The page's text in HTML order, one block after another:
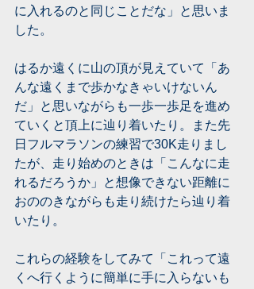
に入れるのと同じことだな」と思いま
した。
はるか遠くに山の頂が見えていて「あ
んな遠くまで歩かなきゃいけないん
だ」と思いながらも一歩一歩足を進め
ていくと頂上に辿り着いたり。また先
日フルマラソンの練習で30K走りまし
たが、走り始めのときは「こんなに走
れるだろうか」と想像できない距離に
おののきながらも走り続けたら辿り着
いたり。
これらの経験をしてみて「これって遠
くへ行くように簡単に手に入らないも